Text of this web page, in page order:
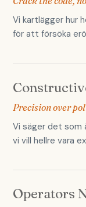
Vi kartlägger hur
för att försöka
Precision over
Vi säger det
vi vill hellre vara
Operators